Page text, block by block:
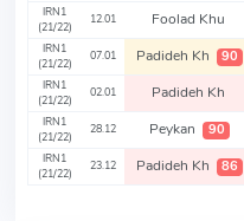
IRN1
(21/22)
12.01 Foolad Khu
IRN1
(21/22)
07.01 Padideh Kh 90
IRN1
(21/22)
02.01 Padideh Kh
IRN1
(21/22)
28.12 Peykan 90
IRN1
(21/22)
23.12 Padideh Kh 86